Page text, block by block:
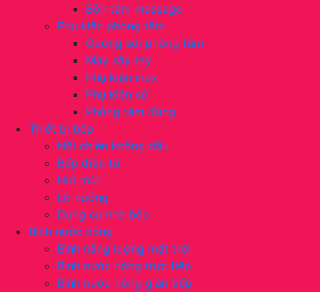
Bồn tắm massage
Phụ kiện phòng tắm
Gương soi phòng tắm
Máy sấy tay
Phụ kiện inox
Phụ kiện sứ
Phòng tắm đứng
Thiết bị bếp
Nồi chiên không dầu
Bếp điện từ
Hút mùi
Lò nướng
Dụng cụ nhà bếp
Bình nước nóng
Bình năng lượng mặt trời
Bình nước nóng trực tiếp
Bình nước nóng gián tiếp